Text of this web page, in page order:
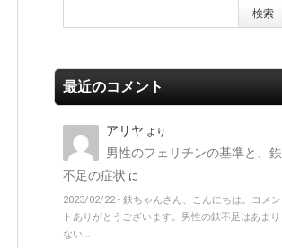
最近のコメント
アリヤ より
男性のフェリチンの基準と、鉄
不足の症状 に
2023/02/22 - 鉄ちゃんさん、こんにちは。コメン
トありがとうございます。男性の鉄不足はあまり
ない...